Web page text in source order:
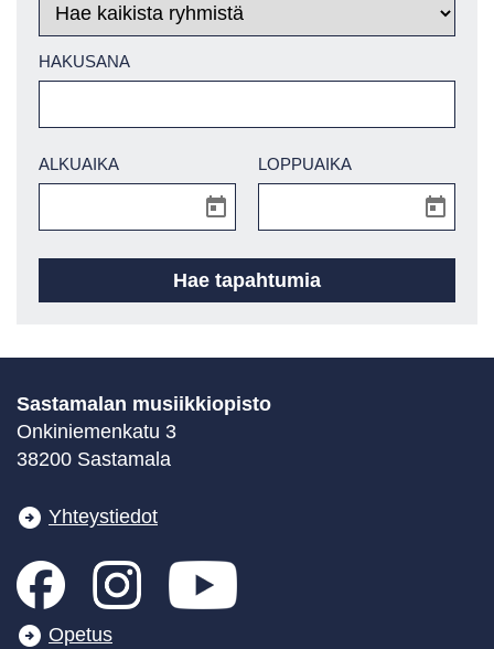
HAKUSANA
ALKUAIKA LOPPUAIKA
Sastamalan musiikkiopisto
Onkiniemenkatu 3
38200 Sastamala
Yhteystiedot
Opetus